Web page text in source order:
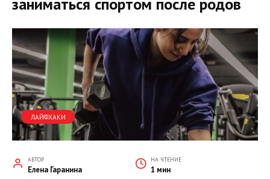
ЛАЙФХАКИ
АВТОР
Елена Гаранина
НА ЧТЕНИЕ
1 мин